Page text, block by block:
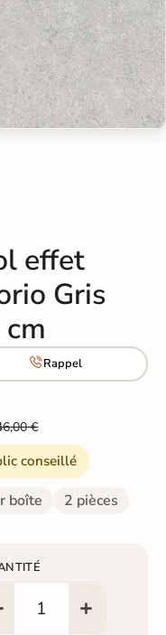
effet
Gris
Rappel
€
conseillé
boîte 2 pièces